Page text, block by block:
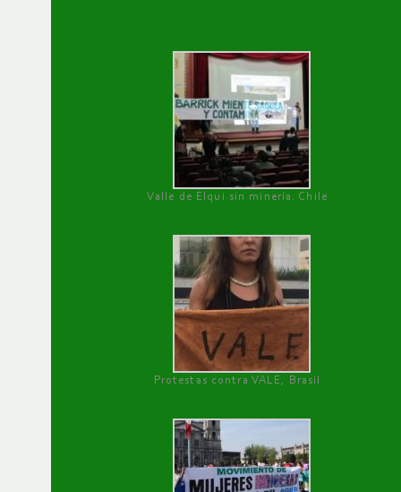
Valle de Elqui sin minería. Chile
Protestas contra VALE, Brasil